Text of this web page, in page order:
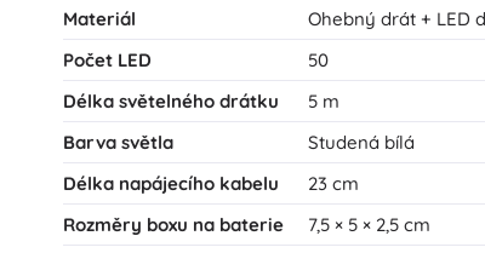
Materiál
Ohebný drát + LED
Počet LED
50
Délka světelného drátku
5 m
Barva světla
Studená bílá
Délka napájecího kabelu
23 cm
Rozměry boxu na baterie
7,5 × 5 × 2,5 cm